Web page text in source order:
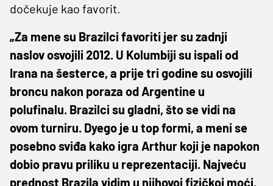
dočekuje kao favorit.
„Za mene su Brazilci favoriti jer su zadnji
naslov osvojili 2012. U Kolumbiji su ispali od
Irana na šesterce, a prije tri godine su osvojili
broncu nakon poraza od Argentine u
polufinalu. Brazilci su gladni, što se vidi na
ovom turniru. Dyego je u top formi, a meni se
posebno sviđa kako igra Arthur koji je napokon
dobio pravu priliku u reprezentaciji. Najveću
prednost Brazila vidim u njihovoj fizičkoj moći.